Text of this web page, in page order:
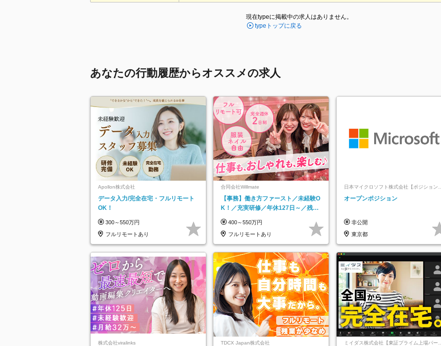
現在typeに掲載中の求人はありません。
typeトップに戻る
あなたの行動履歴からオススメの求人
Apollon株式会社
データ入力/完全在宅・フルリモート
OK！
300～550万円
フルリモートあり
合同会社Willmate
【事務】働き方ファースト／未経験O
K！／充実研修／年休127日～／残業
400～550万円
フルリモートあり
日本マイクロソフト株式会社【ポジションマ
ッチ登録】
オープンポジション
非公開
東京都
株式会社viralinks TDCX Japan株式会社
ミイダス株式会社【東証プライム上場パーソ